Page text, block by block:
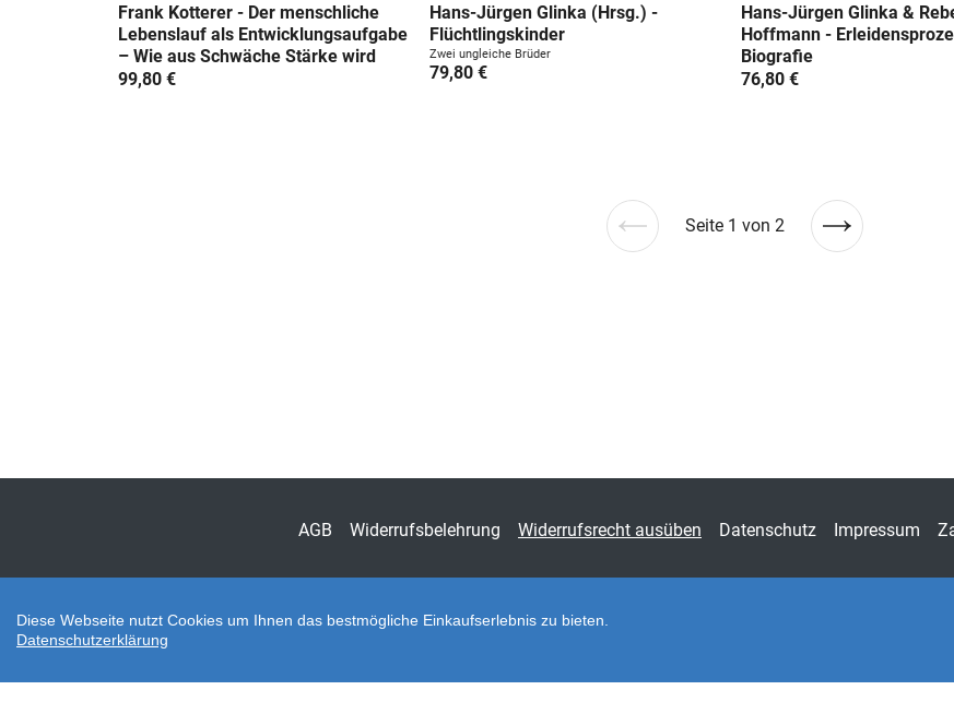
Frank Kotterer - Der menschliche
Lebenslauf als Entwicklungsaufgabe
– Wie aus Schwäche Stärke wird
99,80 €
Hans-Jürgen Glinka (Hrsg.) -
Flüchtlingskinder
Zwei ungleiche Brüder
79,80 €
Hans-Jürgen Glinka &
Hoffmann -
Biografie
76,80 €
Vorherige
Seite 1 von 2
Nächste
AGB Widerrufsbelehrung Widerrufsrecht ausüben Datenschutz Impressum
Diese Webseite nutzt Cookies um Ihnen das bestmögliche Einkaufserlebnis zu bieten.
Datenschutzerklärung